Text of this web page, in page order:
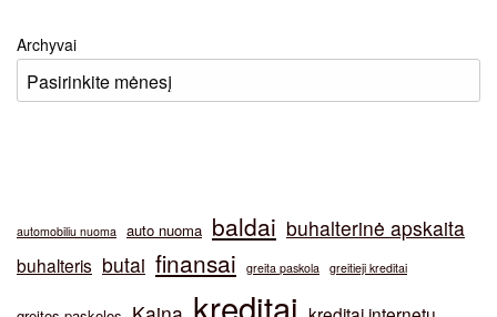
Archyvai
automobiliu nuoma auto nuoma baldai buhalterinė apskaita
buhalteris butai finansai greita paskola greitieji kreditai
kreditai